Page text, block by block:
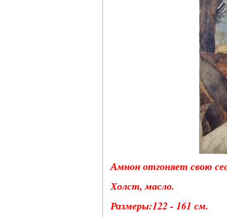
Амнон отгоняет свою
Холст, масло.
Размеры:122 - 161 см.